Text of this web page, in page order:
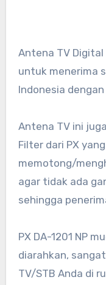
Antena TV
untuk menerima
Indonesia
Antena TV ini
Filter dari PX
memotong/
agar tidak ada
sehingga
PX DA-1201 NP
diarahkan,
TV/STB Anda di